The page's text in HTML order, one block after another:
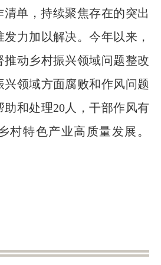
清单，持续聚焦存在的突出
力加以解决。今年以来，
推动乡村振兴领域问题整改
兴领域方面腐败和作风问题
助和处理20人，干部作风有
村特色产业高质量发展。